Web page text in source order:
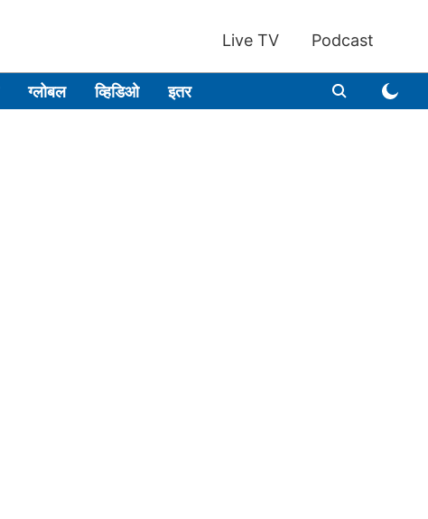
Live TV Podcast
ग्लोबल व्हिडिओ इतर